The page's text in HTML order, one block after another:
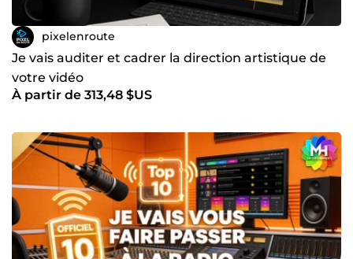
pixelenroute
Je vais auditer et cadrer la direction artistique de
votre vidéo
À partir de 313,48 $US